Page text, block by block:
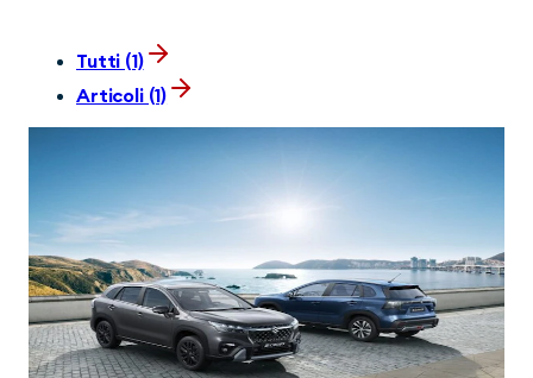
Tutti (1)
Articoli (1)